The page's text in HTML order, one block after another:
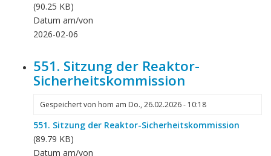
(90.25 KB)
Datum am/von
2026-02-06
551. Sitzung der Reaktor-
Sicherheitskommission
Gespeichert von hom am Do., 26.02.2026 - 10:18
551. Sitzung der Reaktor-Sicherheitskommission
(89.79 KB)
Datum am/von